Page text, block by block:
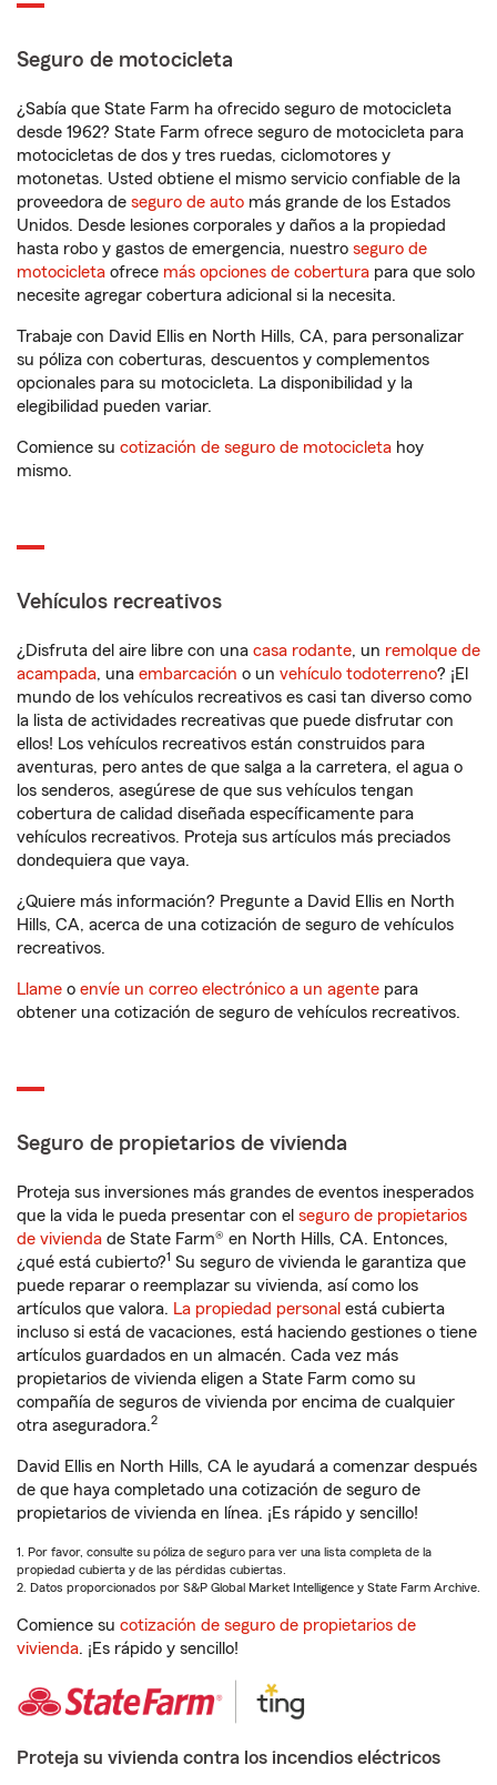
Seguro de motocicleta
¿Sabía que State Farm ha ofrecido seguro de motocicleta
desde 1962? State Farm ofrece seguro de motocicleta para
motocicletas de dos y tres ruedas, ciclomotores y
motonetas. Usted obtiene el mismo servicio confiable de la
proveedora de seguro de auto más grande de los Estados
Unidos. Desde lesiones corporales y daños a la propiedad
hasta robo y gastos de emergencia, nuestro seguro de
motocicleta ofrece más opciones de cobertura para que solo
necesite agregar cobertura adicional si la necesita.
Trabaje con David Ellis en North Hills, CA, para personalizar
su póliza con coberturas, descuentos y complementos
opcionales para su motocicleta. La disponibilidad y la
elegibilidad pueden variar.
Comience su cotización de seguro de motocicleta hoy
mismo.
Vehículos recreativos
¿Disfruta del aire libre con una casa rodante, un remolque de
acampada, una embarcación o un vehículo todoterreno? ¡El
mundo de los vehículos recreativos es casi tan diverso como
la lista de actividades recreativas que puede disfrutar con
ellos! Los vehículos recreativos están construidos para
aventuras, pero antes de que salga a la carretera, el agua o
los senderos, asegúrese de que sus vehículos tengan
cobertura de calidad diseñada específicamente para
vehículos recreativos. Proteja sus artículos más preciados
dondequiera que vaya.
¿Quiere más información? Pregunte a David Ellis en North
Hills, CA, acerca de una cotización de seguro de vehículos
recreativos.
Llame o envíe un correo electrónico a un agente para
obtener una cotización de seguro de vehículos recreativos.
Seguro de propietarios de vivienda
Proteja sus inversiones más grandes de eventos inesperados
que la vida le pueda presentar con el seguro de propietarios
de vivienda de State Farm® en North Hills, CA. Entonces,
¿qué está cubierto?1 Su seguro de vivienda le garantiza que
puede reparar o reemplazar su vivienda, así como los
artículos que valora. La propiedad personal está cubierta
incluso si está de vacaciones, está haciendo gestiones o tiene
artículos guardados en un almacén. Cada vez más
propietarios de vivienda eligen a State Farm como su
compañía de seguros de vivienda por encima de cualquier
otra aseguradora.2
David Ellis en North Hills, CA le ayudará a comenzar después
de que haya completado una cotización de seguro de
propietarios de vivienda en línea. ¡Es rápido y sencillo!
1. Por favor, consulte su póliza de seguro para ver una lista completa de la
propiedad cubierta y de las pérdidas cubiertas.
2. Datos proporcionados por S&P Global Market Intelligence y State Farm Archive.
Comience su cotización de seguro de propietarios de
vivienda. ¡Es rápido y sencillo!
Proteja su vivienda contra los incendios eléctricos